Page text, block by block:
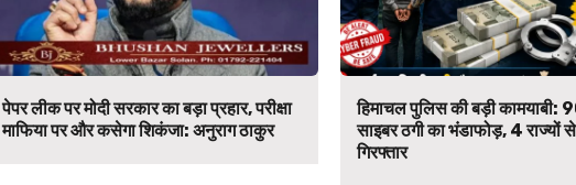
पेपर लीक पर मोदी सरकार का बड़ा प्रहार, परीक्षा
माफिया पर और कसेगा शिकंजा: अनुराग ठाकुर
हिमाचल पुलिस की बड़ी कामयाबी:
साइबर ठगी का भंडाफोड़, 4 राज्यों
गिरफ्तार